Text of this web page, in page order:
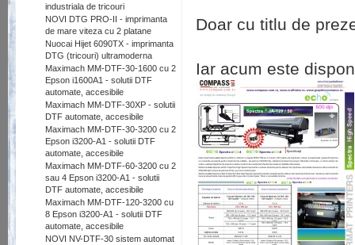
industriala de tricouri
NOVI DTG PRO-II - imprimanta
de mare viteza cu 2 platane
Nuocai Hijet 6090TX - imprimanta
DTG (tricouri) ultramoderna
Maximach MM-DTF-30-1600 cu 2
Epson i1600A1 - solutii DTF
automate, accesibile
Maximach MM-DTF-30XP - solutii
DTF automate, accesibile
Maximach MM-DTF-30-3200 cu 2
Epson i3200-A1 - solutii DTF
automate, accesibile
Maximach MM-DTF-60-3200 cu 2
sau 4 Epson i3200-A1 - solutii
DTF automate, accesibile
Maximach MM-DTF-120-3200 cu
8 Epson i3200-A1 - solutii DTF
automate, accesibile
NOVI NV-DTF-30 sistem automat
Doar cu titlu de
Iar acum este